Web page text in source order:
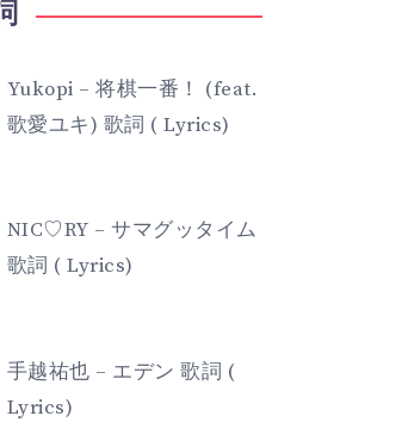
Yukopi – 将棋一番！ (feat.
歌愛ユキ) 歌詞 ( Lyrics)
NIC♡RY – サマグッタイム
歌詞 ( Lyrics)
手越祐也 – エデン 歌詞 (
Lyrics)